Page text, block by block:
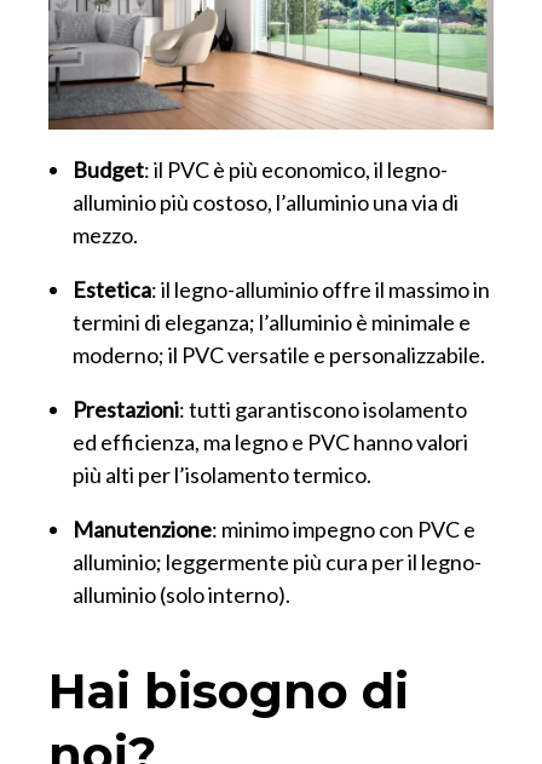
Budget: il PVC è più economico, il legno-
alluminio più costoso, l’alluminio una via di
mezzo.
Estetica: il legno-alluminio offre il massimo in
termini di eleganza; l’alluminio è minimale e
moderno; il PVC versatile e personalizzabile.
Prestazioni: tutti garantiscono isolamento
ed efficienza, ma legno e PVC hanno valori
più alti per l’isolamento termico.
Manutenzione: minimo impegno con PVC e
alluminio; leggermente più cura per il legno-
alluminio (solo interno).
Hai bisogno di